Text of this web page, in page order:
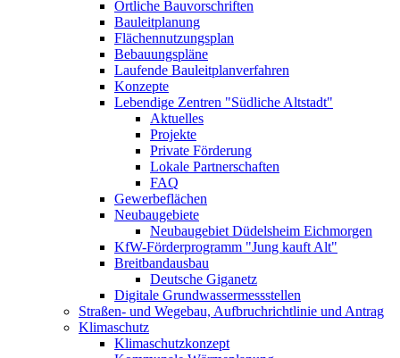
Örtliche Bauvorschriften
Bauleitplanung
Flächennutzungsplan
Bebauungspläne
Laufende Bauleitplanverfahren
Konzepte
Lebendige Zentren "Südliche Altstadt"
Aktuelles
Projekte
Private Förderung
Lokale Partnerschaften
FAQ
Gewerbeflächen
Neubaugebiete
Neubaugebiet Düdelsheim Eichmorgen
KfW-Förderprogramm "Jung kauft Alt"
Breitbandausbau
Deutsche Giganetz
Digitale Grundwassermessstellen
Straßen- und Wegebau, Aufbruchrichtlinie und Antrag
Klimaschutz
Klimaschutzkonzept